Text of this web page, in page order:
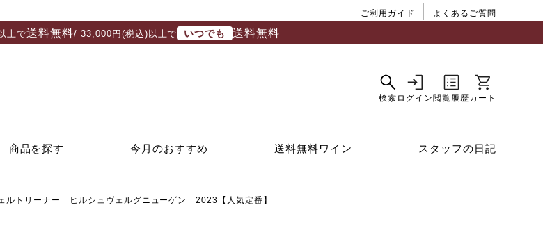
ご利用ガイド よくあるご質問
上で送料無料/ 33,000円(税込)以上で いつでも 送料無料
商品を探す 今月のおすすめ 送料無料ワイン スタッフの日記
ルトリーナー ヒルシュヴェルグニューゲン 2023【人気定番】